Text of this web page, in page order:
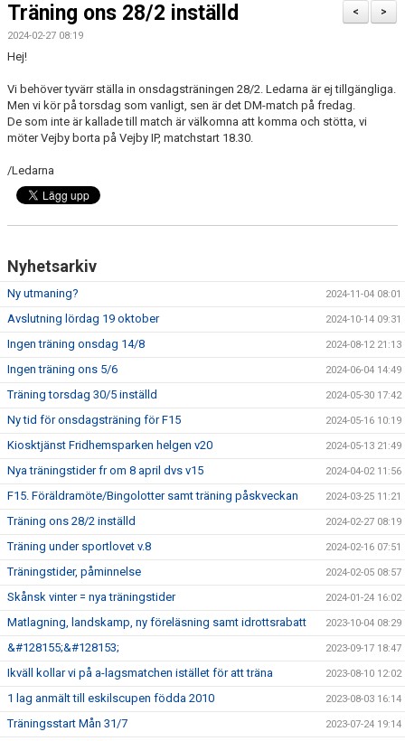
DOKUMENT
BILDGALLERI
KONTAKT
PLANSKISS FRIDHEMSPARKEN
>
<
Träning ons 28/2 inställd
2024-02-27 08:19
Hej!
Vi behöver tyvärr ställa in onsdagsträningen 28/2. Ledarna är ej tillgängliga.
Men vi kör på torsdag som vanligt, sen är det DM-match på fredag.
De som inte är kallade till match är välkomna att komma och stötta, vi
möter Vejby borta på Vejby IP, matchstart 18.30.
/Ledarna
Nyhetsarkiv
Ny utmaning? 2024-11-04 08:01
Avslutning lördag 19 oktober 2024-10-14 09:31
Ingen träning onsdag 14/8 2024-08-12 21:13
Ingen träning ons 5/6 2024-06-04 14:49
Träning torsdag 30/5 inställd 2024-05-30 17:42
Ny tid för onsdagsträning för F15 2024-05-16 10:19
Kiosktjänst Fridhemsparken helgen v20 2024-05-13 21:49
Nya träningstider fr om 8 april dvs v15 2024-04-02 11:56
F15. Föräldramöte/Bingolotter samt träning påskveckan 2024-03-25 11:21
Träning ons 28/2 inställd 2024-02-27 08:19
Träning under sportlovet v.8 2024-02-16 07:51
Träningstider, påminnelse 2024-02-05 08:57
Skånsk vinter = nya träningstider 2024-01-24 16:02
Matlagning, landskamp, ny föreläsning samt idrottsrabatt 2023-10-04 08:29
&#128155;&#128153; 2023-09-17 18:47
Ikväll kollar vi på a-lagsmatchen istället för att träna 2023-08-10 12:02
1 lag anmält till eskilscupen födda 2010 2023-08-03 16:14
Träningsstart Mån 31/7 2023-07-24 19:14